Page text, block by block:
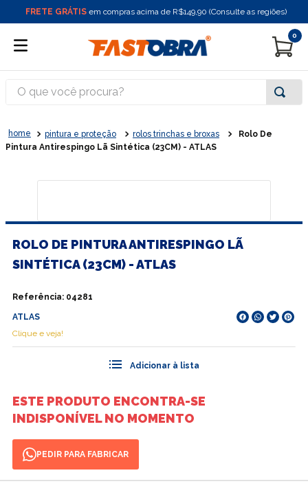
FRETE GRÁTIS em compras acima de R$149,90 (Consulte as regiões)
0
O que você procura?
pintura e proteção rolos trinchas e broxas
Rolo De
Pintura Antirespingo Lã Sintética (23CM) - ATLAS
ROLO DE PINTURA ANTIRESPINGO LÃ
SINTÉTICA (23CM) - ATLAS
Referência: 04281
ATLAS
Clique e veja!
ESTE PRODUTO ENCONTRA-SE
INDISPONÍVEL NO MOMENTO
PEDIR PARA FABRICAR